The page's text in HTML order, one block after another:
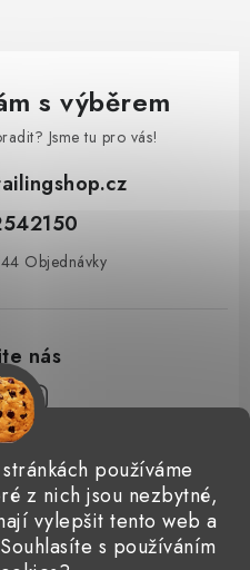
používáme
z nich jsou nezbytné,
vylepšit tento web a
s používáním
s výběrem
Jsme tu pro vás!
Objednávky
Gyeon Quartz ValetPRO